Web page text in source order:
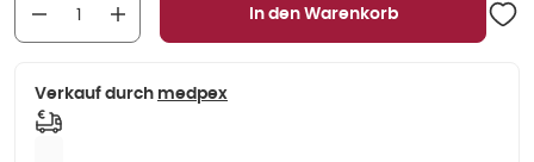
In den Warenkorb
Verkauf durch medpex